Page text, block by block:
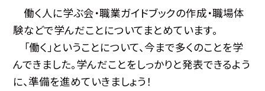
働く人に学ぶ会・職業ガイドブックの作成・職場体
験などで学んだことについてまとめています。
「働く」ということについて、今まで多くのことを学
んできました。学んだことをしっかりと発表できるよう
に、準備を進めていきましょう！